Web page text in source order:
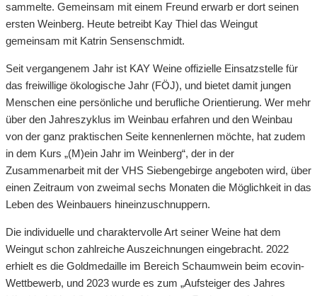
sammelte. Gemeinsam mit einem Freund erwarb er dort seinen
ersten Weinberg. Heute betreibt Kay Thiel das Weingut
gemeinsam mit Katrin Sensenschmidt.
Seit vergangenem Jahr ist KAY Weine offizielle Einsatzstelle für
das freiwillige ökologische Jahr (FÖJ), und bietet damit jungen
Menschen eine persönliche und berufliche Orientierung. Wer mehr
über den Jahreszyklus im Weinbau erfahren und den Weinbau
von der ganz praktischen Seite kennenlernen möchte, hat zudem
in dem Kurs „(M)ein Jahr im Weinberg“, der in der
Zusammenarbeit mit der VHS Siebengebirge angeboten wird, über
einen Zeitraum von zweimal sechs Monaten die Möglichkeit in das
Leben des Weinbauers hineinzuschnuppern.
Die individuelle und charaktervolle Art seiner Weine hat dem
Weingut schon zahlreiche Auszeichnungen eingebracht. 2022
erhielt es die Goldmedaille im Bereich Schaumwein beim ecovin-
Wettbewerb, und 2023 wurde es zum „Aufsteiger des Jahres